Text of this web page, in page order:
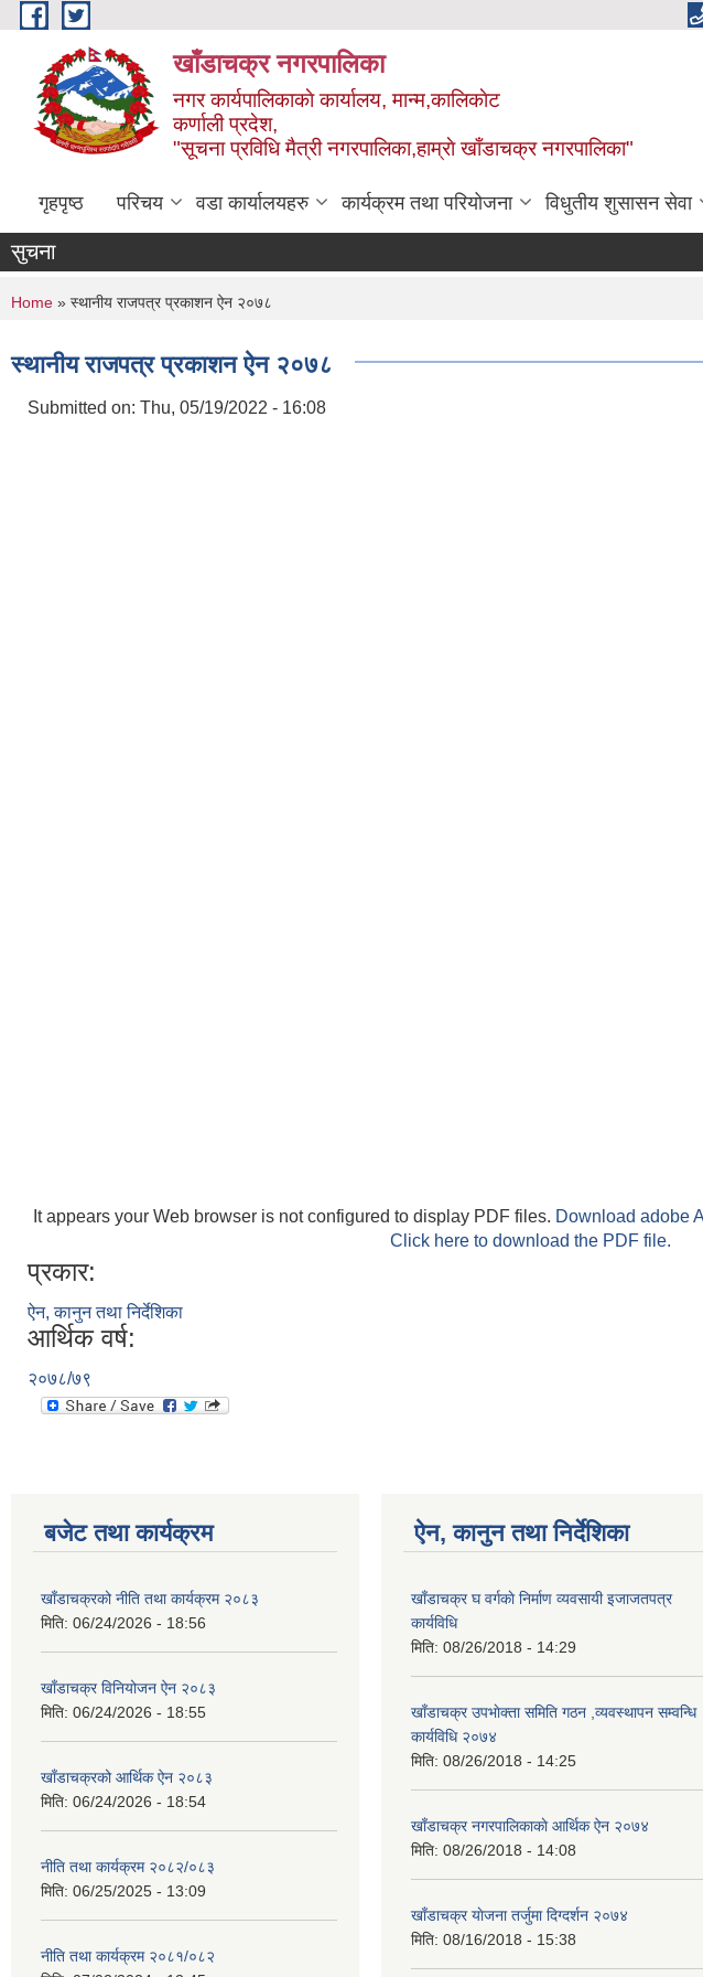
Skip to main content
खाँडाचक्र नगरपालिका
नगर कार्यपालिकाकाे कार्यालय, मान्म,कालिकाेट
क‍र्णाली प्रदेश,
"सूचना प्रविधि मैत्री नगरपालिका,हाम्राे खाँडाचक्र नगरपालिका"
गृहपृष्ठ परिचय वडा कार्यालयहरु कार्यक्रम तथा परियोजना विधुतीय शुसासन सेवा
सुचना
You are here
Home » स्थानीय राजपत्र प्रकाशन ऐन २०७८
स्थानीय राजपत्र प्रकाशन ऐन २०७८
Submitted on: Thu, 05/19/2022 - 16:08
It appears your Web browser is not configured to display PDF files. Download adobe
Click here to download the PDF file.
प्रकार:
ऐन, कानुन तथा निर्देशिका
आर्थिक वर्ष:
२०७८/७९
बजेट तथा कार्यक्रम
खाँडाचक्रको नीति तथा कार्यक्रम २०८३
मिति: 06/24/2026 - 18:56
खाँडाचक्र विनियोजन ऐन २०८३
मिति: 06/24/2026 - 18:55
खाँडाचक्रको आर्थिक ऐन २०८३
मिति: 06/24/2026 - 18:54
नीति तथा कार्यक्रम २०८२/०८३
मिति: 06/25/2025 - 13:09
नीति तथा कार्यक्रम २०८१/०८२
ऐन, कानुन तथा निर्देशिका
खाँडाचक्र घ वर्गकाे निर्माण व्यवसायी इजाजतपत्र
कार्यविधि
मिति: 08/26/2018 - 14:29
खाँडाचक्र उपभाेक्ता समिति गठन ,व्यवस्थापन सम्वन्धि
कार्यविधि २०७४
मिति: 08/26/2018 - 14:25
खाँडाचक्र नगरपालिकाकाे आर्थिक ऐन २०७४
मिति: 08/26/2018 - 14:08
खाँडाचक्र याेजना तर्जुमा दिग्दर्शन २०७४
मिति: 08/16/2018 - 15:38